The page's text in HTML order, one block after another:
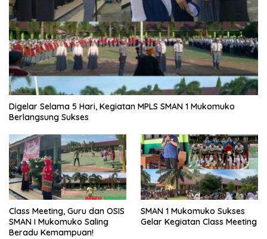
Digelar Selama 5 Hari, Kegiatan MPLS SMAN 1 Mukomuko
Berlangsung Sukses
Class Meeting, Guru dan OSIS
SMAN I Mukomuko Saling
Beradu Kemampuan!
SMAN 1 Mukomuko Sukses
Gelar Kegiatan Class Meeting